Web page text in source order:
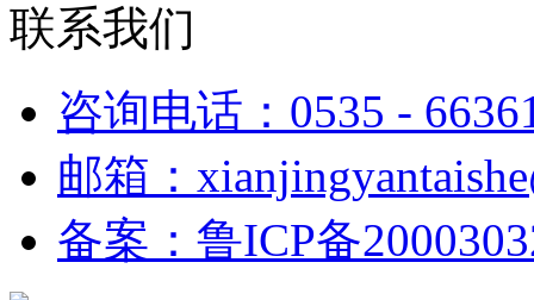
联系我们
咨询电话：0535 -
邮箱：
备案：鲁ICP备